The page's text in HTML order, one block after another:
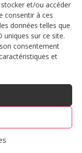
et/ou accéder
consentir à ces
données telles que
sur ce site.
consentement
et